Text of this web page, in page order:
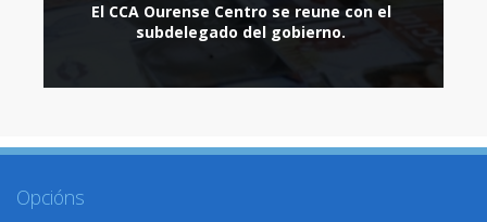
El CCA Ourense Centro se reune con el
subdelegado del gobierno.
Opcións